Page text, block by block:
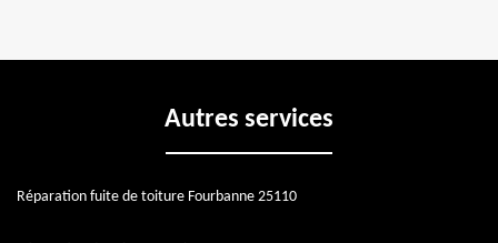
Autres services
Réparation fuite de toiture Fourbanne 25110